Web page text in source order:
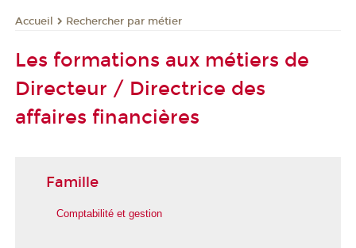
Accueil Rechercher par métier
Les formations aux métiers de
Directeur / Directrice des
affaires financières
Famille
Comptabilité et gestion